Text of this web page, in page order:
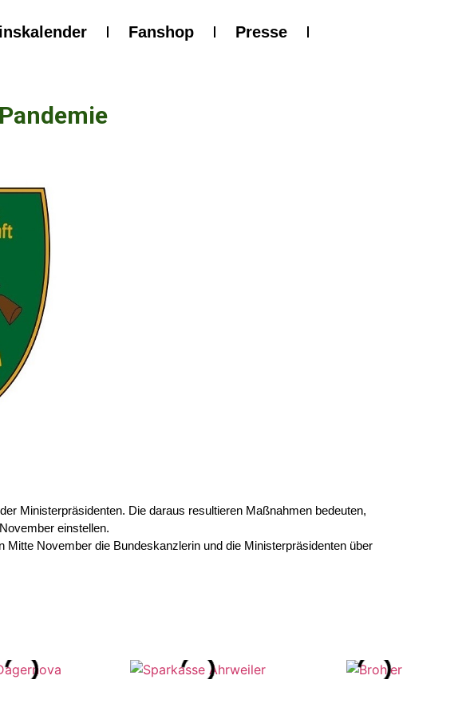
Fanshop
Presse
Ministerpräsidenten. Die daraus resultieren Maßnahmen bedeuten,
einstellen.
November die Bundeskanzlerin und die Ministerpräsidenten über